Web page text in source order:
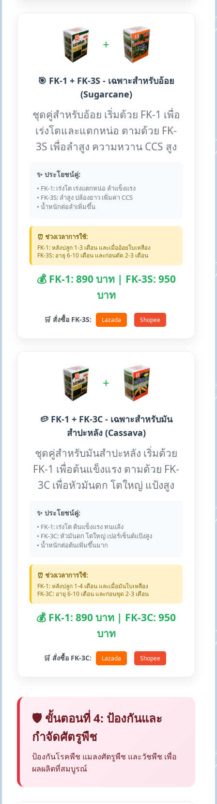
+
🎯 FK-1 + FK-3S - เฉพาะสำหรับอ้อย
(Sugarcane)
ชุดคู่สำหรับอ้อย เริ่มด้วย FK-1 เพื่อ
เร่งโตและแตกหน่อ ตามด้วย FK-
3S เพื่อลำสูง ความหวาน CCS สูง
✨ ประโยชน์คู่:
• FK-1: เร่งโต เร่งแตกหน่อ ลำแข็งแรง
• FK-3S: ลำสูง ปล้องยาว เพิ่มค่า CCS
• น้ำหนักต่อลำเพิ่มขึ้น
⏰ ช่วงเวลาการใช้:
FK-1: หลังปลูก 1-3 เดือน และเมื่ออ้อยใบเหลือง
FK-3S: อายุ 6-10 เดือน และก่อนตัด 2-3 เดือน
💰 FK-1: 890 บาท | FK-3S: 950
บาท
🛒 สั่งซื้อ FK-3S: Lazada Shopee
+
🥔 FK-1 + FK-3C - เฉพาะสำหรับมัน
สำปะหลัง (Cassava)
ชุดคู่สำหรับมันสำปะหลัง เริ่มด้วย
FK-1 เพื่อต้นแข็งแรง ตามด้วย FK-
3C เพื่อหัวมันดก โตใหญ่ แป้งสูง
✨ ประโยชน์คู่:
• FK-1: เร่งโต ต้นแข็งแรง ทนแล้ง
• FK-3C: หัวมันดก โตใหญ่ เปอร์เซ็นต์แป้งสูง
• น้ำหนักต่อต้นเพิ่มขึ้นมาก
⏰ ช่วงเวลาการใช้:
FK-1: หลังปลูก 1-4 เดือน และเมื่อมันใบเหลือง
FK-3C: อายุ 6-10 เดือน และก่อนขุด 2-3 เดือน
💰 FK-1: 890 บาท | FK-3C: 950
บาท
🛒 สั่งซื้อ FK-3C: Lazada Shopee
🛡️ ขั้นตอนที่ 4: ป้องกันและ
กำจัดศัตรูพืช
ป้องกันโรคพืช แมลงศัตรูพืช และวัชพืช เพื่อ
ผลผลิตที่สมบูรณ์